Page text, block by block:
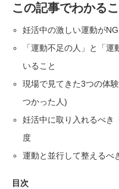
この記事でわかる
妊活中の激しい運動が
「運動不足の人」と「
いること
現場で見てきた3つの体
つかった人)
妊活中に取り入れるべき
度
運動と並行して整えるべ
目次